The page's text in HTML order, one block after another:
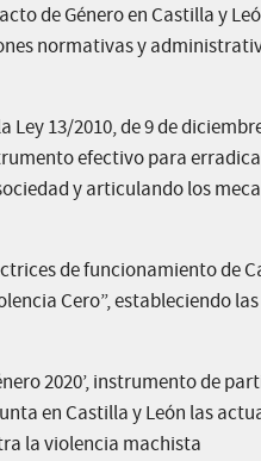
de Género en Castilla y
normativas y
13/2010, de 9 de
efectivo para
y articulando los
de funcionamiento de
Cero”, estableciendo
2020’, instrumento de
en Castilla y León las
la violencia machista